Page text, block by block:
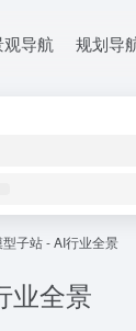
观导航 规划导
子站 - AI行业全景
业全景